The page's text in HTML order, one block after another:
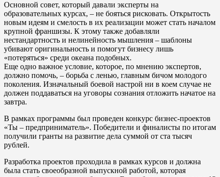
Основной совет, который давали эксперты на
образовательных курсах, – не бояться рисковать. Открытость
новым идеям и смелость в их реализации может стать началом
крупной франшизы. К этому также добавляли
нестандартность и нелинейность мышления – шаблоны
убивают оригинальность и помогут бизнесу лишь
«потеряться» среди океана подобных.
Еще одно важное условие, которое, по мнению экспертов,
должно помочь, – борьба с ленью, главным бичом молодого
поколения. Изначальный боевой настрой ни в коем случае не
должен поддаваться на уговоры сознания отложить начатое на
завтра.
В рамках программы был проведен конкурс бизнес-проектов
«Ты – предприниматель». Победители и финалисты по итогам
получили гранты на развитие дела суммой от ста тысяч
рублей.
Разработка проектов проходила в рамках курсов и должна
была стать своеобразной выпускной работой, которая